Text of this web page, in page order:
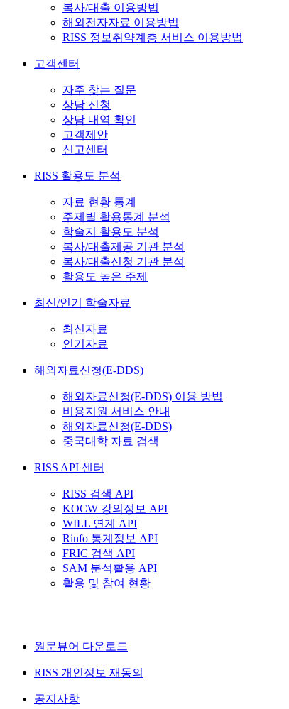
복사/대출 이용방법
해외전자자료 이용방법
RISS 정보취약계층 서비스 이용방법
고객센터
자주 찾는 질문
상담 신청
상담 내역 확인
고객제안
신고센터
RISS 활용도 분석
자료 현황 통계
주제별 활용통계 분석
학술지 활용도 분석
복사/대출제공 기관 분석
복사/대출신청 기관 분석
활용도 높은 주제
최신/인기 학술자료
최신자료
인기자료
해외자료신청(E-DDS)
해외자료신청(E-DDS) 이용 방법
비용지원 서비스 안내
해외자료신청(E-DDS)
중국대학 자료 검색
RISS API 센터
RISS 검색 API
KOCW 강의정보 API
WILL 연계 API
Rinfo 통계정보 API
FRIC 검색 API
SAM 분석활용 API
활용 및 참여 현황
원문뷰어 다운로드
RISS 개인정보 재동의
공지사항